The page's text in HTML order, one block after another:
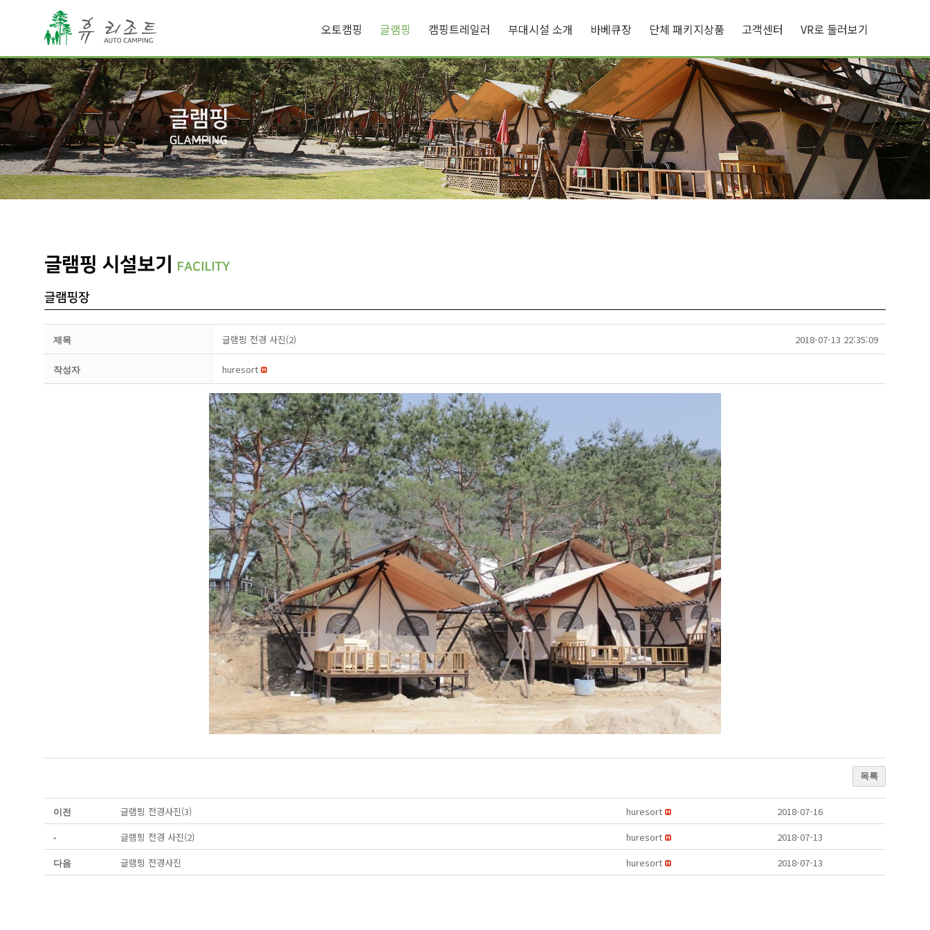
오토캠핑 글램핑 캠핑트레일러 부대시설 소개 바베큐장 단체 패키지상품 고객센터 VR로 둘러보기
제목 글램핑 전경 사진(2) 2018-07-13 22:35:09
작성자 huresort
목록
이전 글램핑 전경사진(3) huresort 2018-07-16
- 글램핑 전경 사진(2) huresort 2018-07-13
다음 글램핑 전경사진 huresort 2018-07-13